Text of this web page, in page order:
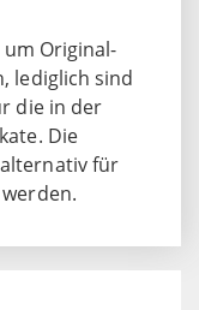
Original-
lediglich sind
die in der
Die
für